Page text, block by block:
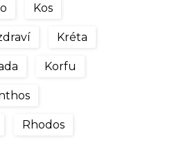
Kos
Kréta
Korfu
Rhodos